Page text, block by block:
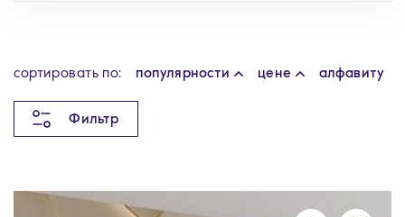
cортировать по: популярности цене алфавиту
Фильтр